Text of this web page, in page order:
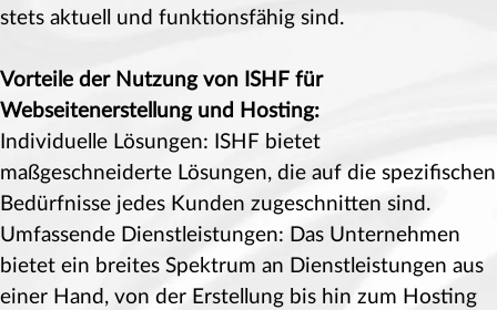
stets aktuell und funktionsfähig sind.
Vorteile der Nutzung von ISHF für
Webseitenerstellung und Hosting:
Individuelle Lösungen: ISHF bietet
maßgeschneiderte Lösungen, die auf die spezifischen
Bedürfnisse jedes Kunden zugeschnitten sind.
Umfassende Dienstleistungen: Das Unternehmen
bietet ein breites Spektrum an Dienstleistungen aus
einer Hand, von der Erstellung bis hin zum Hosting